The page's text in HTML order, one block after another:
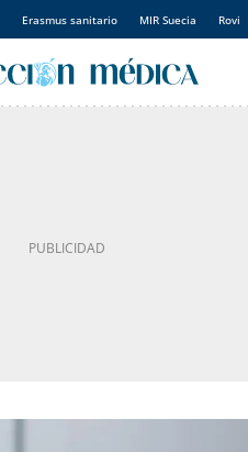
Erasmus sanitario MIR Suecia Rovi